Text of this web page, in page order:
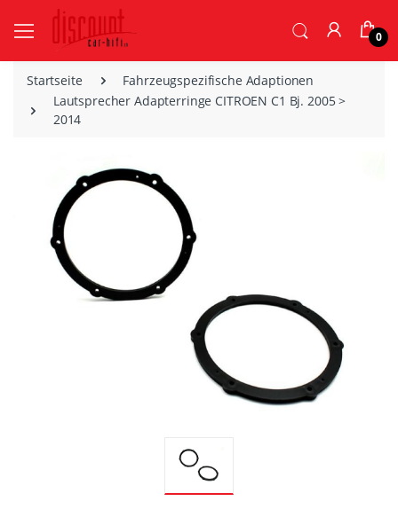
0
Startseite
Fahrzeugspezifische Adaptionen
Lautsprecher Adapterringe CITROEN C1 Bj. 2005 >
2014